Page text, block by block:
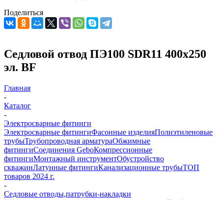
Поделиться
Седловой отвод ПЭ100 SDR11 400х250
эл. BF
Главная
-
Каталог
-
Электросварные фитинги
Электросварные фитингиФасонные изделияПолиэтиленовые
трубыТрубопроводная арматураОбжимные
фитингиСоединения GeboКомпрессионные
фитингиМонтажный инструментОбустройство
скважинЛатунные фитингиКанализационные трубыТОП
товаров 2024 г.
-
Седловые отводы,патрубки-накладки